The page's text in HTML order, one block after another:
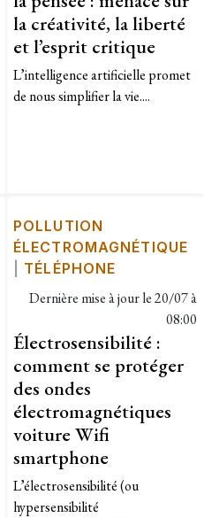
la créativité, la liberté
et l’esprit critique
L’intelligence artificielle promet
de nous simplifier la vie....
POLLUTION
ÉLECTROMAGNÉTIQUE
TÉLÉPHONE
Dernière mise à jour le20/07 à
08:00
Électrosensibilité :
comment se protéger
des ondes
électromagnétiques
voiture Wifi
smartphone
L’électrosensibilité (ou
hypersensibilité